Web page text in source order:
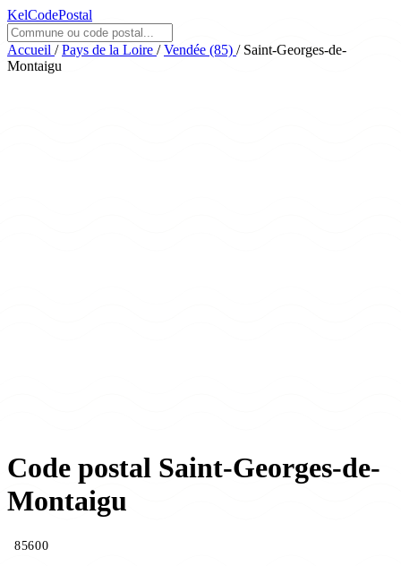
KelCodePostal
Accueil / Pays de la Loire / Vendée (85) / Saint-Georges-de-
Montaigu
Code postal Saint-Georges-de-
Montaigu
85600